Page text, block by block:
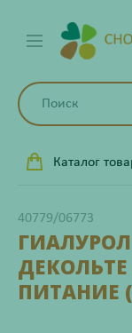
Каталог
40779/06773
ПИТАНИЕ